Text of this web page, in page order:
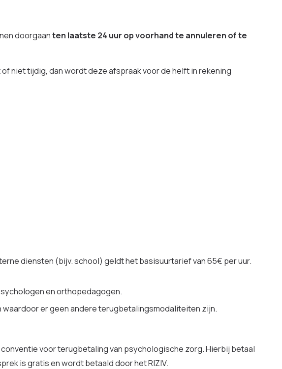
doorgaanten laatste 24 uur op voorhand te annuleren of te
niet tijdig, dan wordt deze afspraak voor de helft in rekening
diensten (bijv. school) geldt het basisuurtarief van 65€ per uur.
en orthopedagogen.
er geen andere terugbetalingsmodaliteiten zijn.
voor terugbetaling van psychologische zorg. Hierbij betaal
is gratis en wordt betaald door het RIZIV.